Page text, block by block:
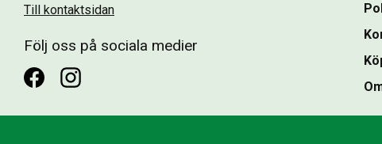
Till kontaktsidan
Följ oss på sociala medier